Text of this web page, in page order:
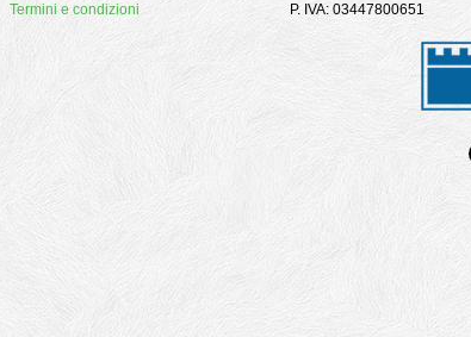
Termini e condizioni
P. IVA: 03447800651